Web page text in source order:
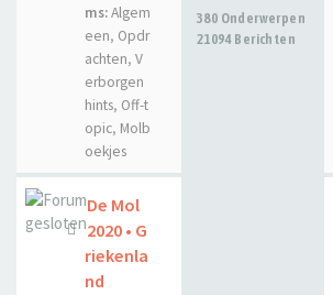
ms:Algem
een, Opdr
achten, V
erborgen
hints, Off-t
opic, Molb
oekjes
380 Onderwerpen
21094 Berichten
De Mol
2020 • G
riekenla
nd